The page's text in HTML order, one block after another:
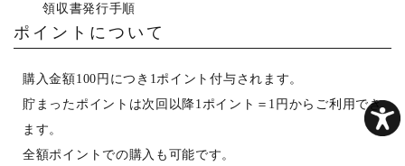
領収書発行手順
ポイントについて
購入金額100円につき1ポイント付与されます。
貯まったポイントは次回以降1ポイント＝1円からご利用でき
ます。
全額ポイントでの購入も可能です。